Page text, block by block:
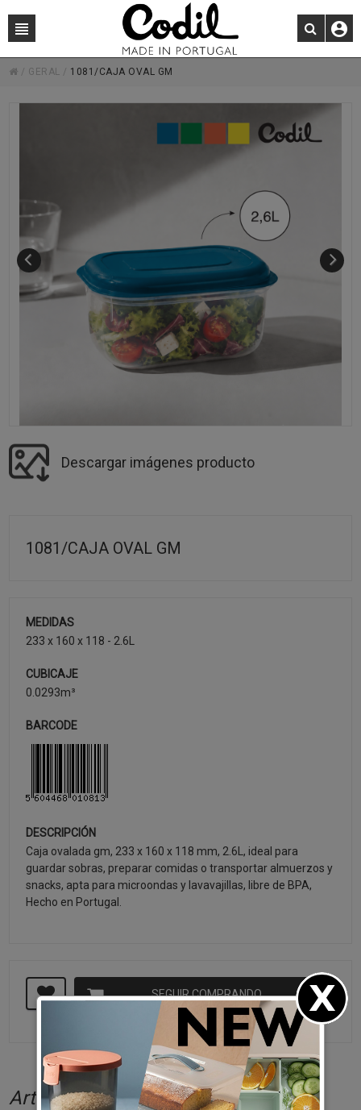
/ GERAL / 1081/CAJA OVAL GM
Descargar imágenes producto
1081/CAJA OVAL GM
MEDIDAS
233 x 160 x 118 - 2.6L
CUBICAJE
0.0293m³
BARCODE
DESCRIPCIÓN
Caja ovalada gm, 233 x 160 x 118 mm, 2.6L, ideal para
guardar sobras, preparar comidas o transportar almuerzos y
snacks, apta para microondas y lavavajillas, libre de BPA,
Hecho en Portugal.
SEGUIR COMPRANDO
Artículos relacionados